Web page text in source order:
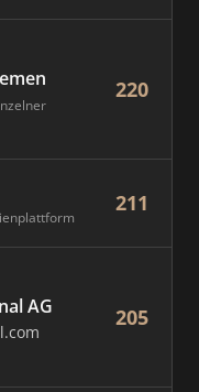
220
211
AG
205